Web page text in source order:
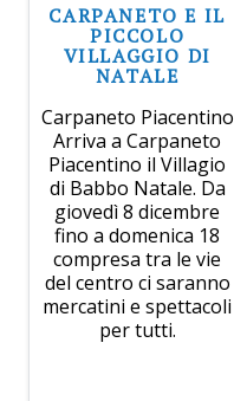
CARPANETO E IL
PICCOLO
VILLAGGIO DI
NATALE
Carpaneto Piacentino
Arriva a Carpaneto
Piacentino il Villagio
di Babbo Natale. Da
giovedì 8 dicembre
fino a domenica 18
compresa tra le vie
del centro ci saranno
mercatini e spettacoli
per tutti.